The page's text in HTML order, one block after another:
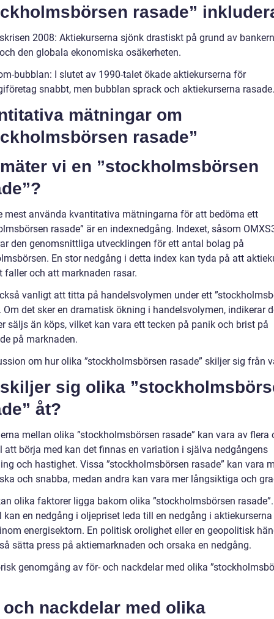
rasade”
2008: Aktiekurserna sjönk drastiskt på grund av
den globala ekonomiska osäkerheten.
bubblan: I slutet av 1990-talet ökade aktiekurserna för
snabbt, men bubblan sprack och aktiekurserna rasade.
mätningar om
rasade”
vi en ”stockholmsbörsen
mest använda kvantitativa mätningarna för att bedöma ett
rasade” är en indexnedgång. Indexet, såsom
den genomsnittliga utvecklingen för ett antal bolag på
En stor nedgång i detta index kan tyda på att
faller och att marknaden rasar.
vanligt att titta på handelsvolymen under ett
Om det sker en dramatisk ökning i handelsvolymen, indikerar
säljs än köps, vilket kan vara ett tecken på panik och brist på
på marknaden.
om hur olika ”stockholmsbörsen rasade” skiljer sig från
sig olika
åt?
mellan olika ”stockholmsbörsen rasade” kan vara av flera
att börja med kan det finnas en variation i själva nedgångens
och hastighet. Vissa ”stockholmsbörsen rasade” kan vara
och snabba, medan andra kan vara mer långsiktiga och
olika faktorer ligga bakom olika ”stockholmsbörsen
kan en nedgång i oljepriset leda till en nedgång i
energisektorn. En politisk orolighet eller en geopolitisk
sätta press på aktiemarknaden och orsaka en nedgång.
genomgång av för- och nackdelar med olika
och nackdelar med olika